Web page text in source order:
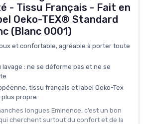
- Tissu Français - Fait en
Oeko-TEX® Standard
(Blanc 0001)
et confortable, agréable à porter toute
: ne se déforme pas et ne se
tissu français et label Oeko-Tex
propre
longues Eminence, c’est un bon
cherchent surtout du confort et de la